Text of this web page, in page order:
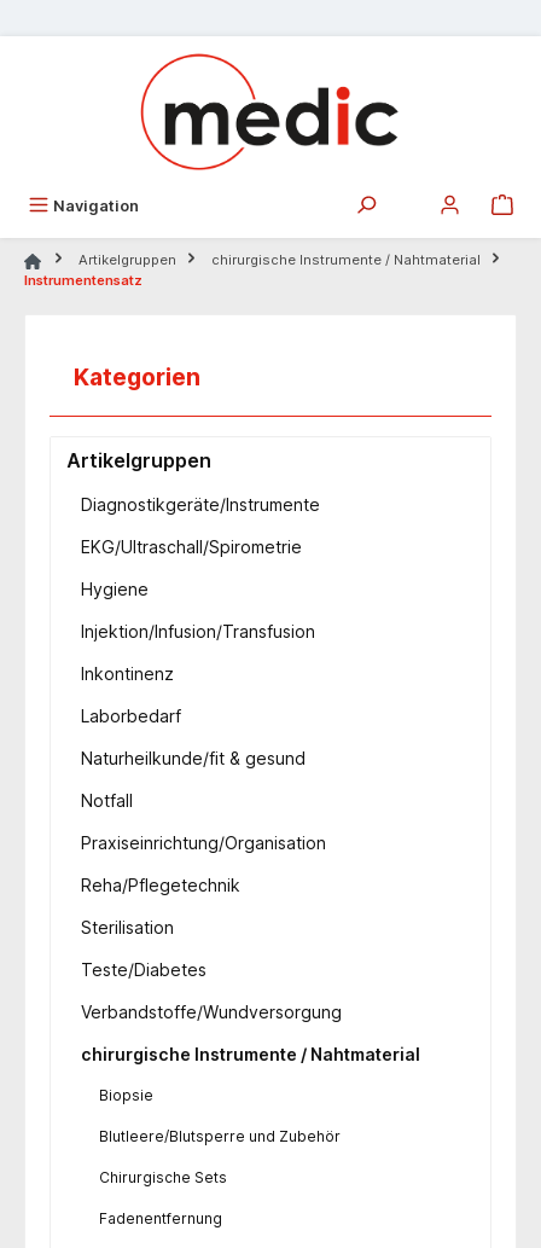
Navigation
Artikelgruppen
chirurgische Instrumente / Nahtmaterial
Instrumentensatz
Kategorien
Artikelgruppen
Diagnostikgeräte/Instrumente
EKG/Ultraschall/Spirometrie
Hygiene
Injektion/Infusion/Transfusion
Inkontinenz
Laborbedarf
Naturheilkunde/fit & gesund
Notfall
Praxiseinrichtung/Organisation
Reha/Pflegetechnik
Sterilisation
Teste/Diabetes
Verbandstoffe/Wundversorgung
chirurgische Instrumente / Nahtmaterial
Biopsie
Blutleere/Blutsperre und Zubehör
Chirurgische Sets
Fadenentfernung